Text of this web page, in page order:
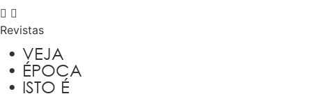
Revistas
• VEJA
• ÉPOCA
• ISTO É